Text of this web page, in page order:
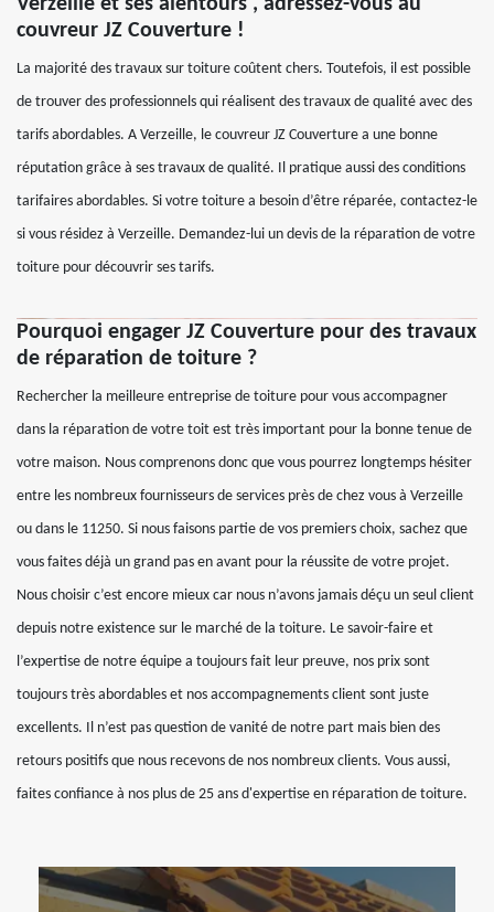
Verzeille et ses alentours , adressez-vous au
couvreur JZ Couverture !
La majorité des travaux sur toiture coûtent chers. Toutefois, il est possible
de trouver des professionnels qui réalisent des travaux de qualité avec des
tarifs abordables. A Verzeille, le couvreur JZ Couverture a une bonne
réputation grâce à ses travaux de qualité. Il pratique aussi des conditions
tarifaires abordables. Si votre toiture a besoin d’être réparée, contactez-le
si vous résidez à Verzeille. Demandez-lui un devis de la réparation de votre
toiture pour découvrir ses tarifs.
Pourquoi engager JZ Couverture pour des travaux
de réparation de toiture ?
Rechercher la meilleure entreprise de toiture pour vous accompagner
dans la réparation de votre toit est très important pour la bonne tenue de
votre maison. Nous comprenons donc que vous pourrez longtemps hésiter
entre les nombreux fournisseurs de services près de chez vous à Verzeille
ou dans le 11250. Si nous faisons partie de vos premiers choix, sachez que
vous faites déjà un grand pas en avant pour la réussite de votre projet.
Nous choisir c’est encore mieux car nous n’avons jamais déçu un seul client
depuis notre existence sur le marché de la toiture. Le savoir-faire et
l’expertise de notre équipe a toujours fait leur preuve, nos prix sont
toujours très abordables et nos accompagnements client sont juste
excellents. Il n’est pas question de vanité de notre part mais bien des
retours positifs que nous recevons de nos nombreux clients. Vous aussi,
faites confiance à nos plus de 25 ans d'expertise en réparation de toiture.